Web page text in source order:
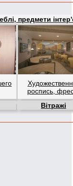
предмети
роспись,
Вітражі